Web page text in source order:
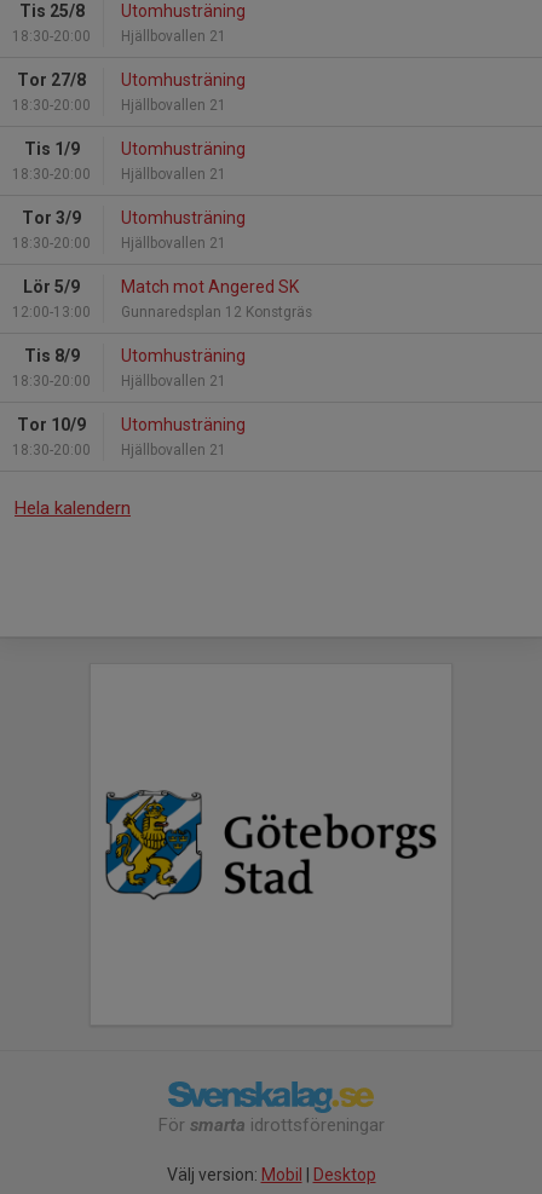
Tis 25/8
18:30-20:00
Utomhusträning
Hjällbovallen 21
Tor 27/8
18:30-20:00
Utomhusträning
Hjällbovallen 21
Tis 1/9
18:30-20:00
Utomhusträning
Hjällbovallen 21
Tor 3/9
18:30-20:00
Utomhusträning
Hjällbovallen 21
Lör 5/9
12:00-13:00
Match mot Angered SK
Gunnaredsplan 12 Konstgräs
Tis 8/9
18:30-20:00
Utomhusträning
Hjällbovallen 21
Tor 10/9
18:30-20:00
Utomhusträning
Hjällbovallen 21
Hela kalendern
För smarta idrottsföreningar
Välj version: Mobil Desktop